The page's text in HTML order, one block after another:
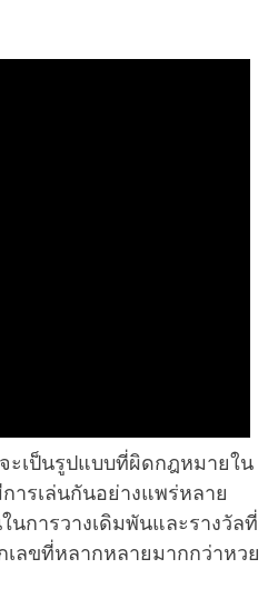
ะเป็นรูปแบบที่ผิดกฎหมายใน
ารเล่นกันอย่างแพร่หลาย
นการวางเดิมพันและรางวัลที่
เลขที่หลากหลายมากกว่าหวย